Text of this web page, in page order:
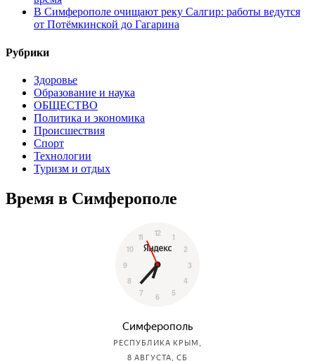
В Симферополе очищают реку Салгир: работы ведутся
от Потёмкинской до Гагарина
Рубрики
Здоровье
Образование и наука
ОБЩЕСТВО
Политика и экономика
Происшествия
Спорт
Технологии
Туризм и отдых
Время в Симферополе